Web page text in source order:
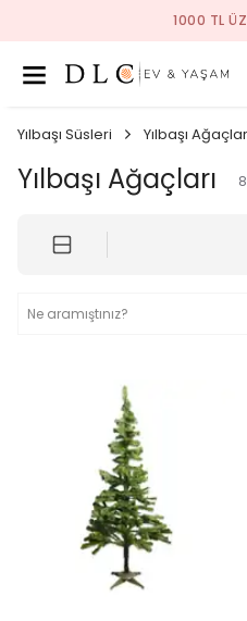
1000 TL ÜZERI
Yılbaşı Süsleri Yılbaşı
Yılbaşı Ağaçları 8